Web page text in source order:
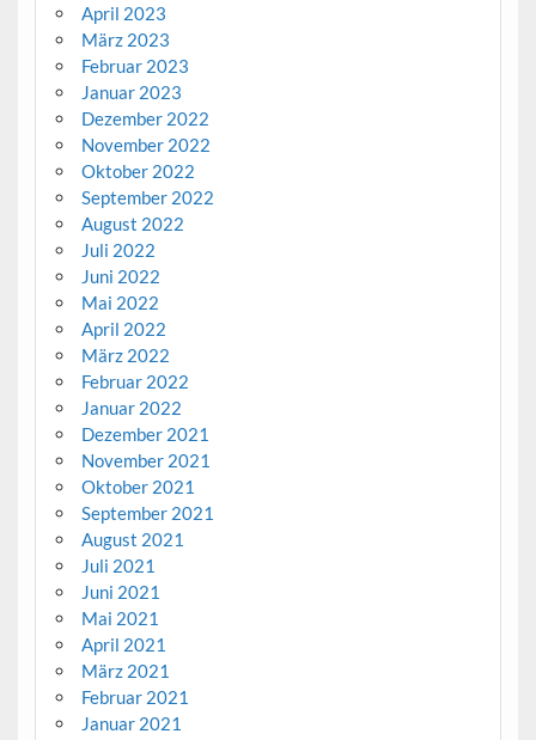
April 2023
März 2023
Februar 2023
Januar 2023
Dezember 2022
November 2022
Oktober 2022
September 2022
August 2022
Juli 2022
Juni 2022
Mai 2022
April 2022
März 2022
Februar 2022
Januar 2022
Dezember 2021
November 2021
Oktober 2021
September 2021
August 2021
Juli 2021
Juni 2021
Mai 2021
April 2021
März 2021
Februar 2021
Januar 2021